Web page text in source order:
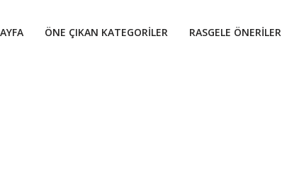
ÖNE ÇIKAN KATEGORILER RASGELE ÖNERILER